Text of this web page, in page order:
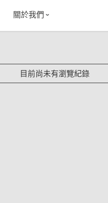
關於我們
instagram
目前尚未有瀏覽紀錄